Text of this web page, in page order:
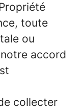
toute
ou
accord
collecter